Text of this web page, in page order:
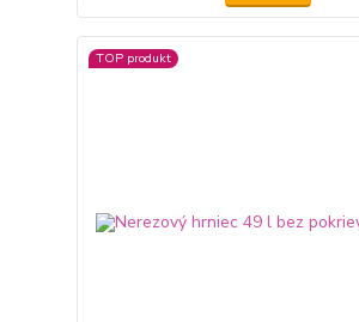
TOP produkt